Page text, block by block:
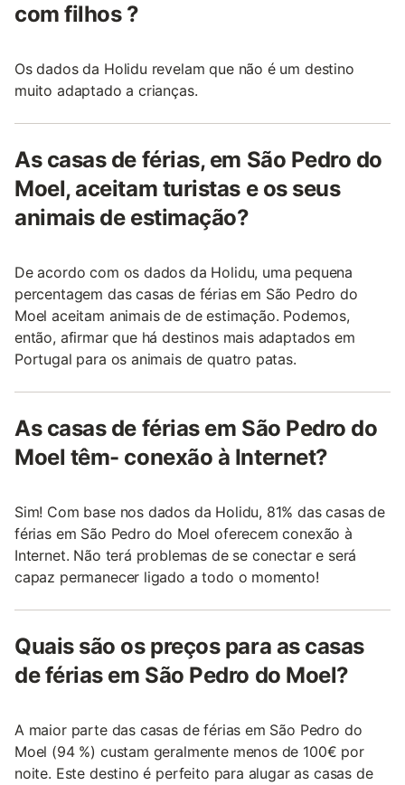
com filhos ?
Os dados da Holidu revelam que não é um destino
muito adaptado a crianças.
As casas de férias, em São Pedro do
Moel, aceitam turistas e os seus
animais de estimação?
De acordo com os dados da Holidu, uma pequena
percentagem das casas de férias em São Pedro do
Moel aceitam animais de de estimação. Podemos,
então, afirmar que há destinos mais adaptados em
Portugal para os animais de quatro patas.
As casas de férias em São Pedro do
Moel têm- conexão à Internet?
Sim! Com base nos dados da Holidu, 81% das casas de
férias em São Pedro do Moel oferecem conexão à
Internet. Não terá problemas de se conectar e será
capaz permanecer ligado a todo o momento!
Quais são os preços para as casas
de férias em São Pedro do Moel?
A maior parte das casas de férias em São Pedro do
Moel (94 %) custam geralmente menos de 100€ por
noite. Este destino é perfeito para alugar as casas de